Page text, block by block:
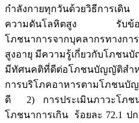
กำลังกายทุกวันด้วยวิธีการเ
ความดันโลหิตสูง รับข้อมูล
โภชนาการจากบุคลากรทางกา
สูงอายุ มีความรู้เกี่ยวกับโภชน
มีทัศนคติที่ดีต่อโภชนบัญญัติสำ
การบริโภคอาหารตามโภชนบั
ดี 2) การประเมินภาวะโภช
โภชนาการเกิน ร้อยละ 72.1 ป